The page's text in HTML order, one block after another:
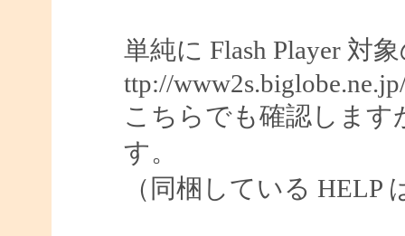
単純に Flash Player 対
ttp://
こちらでも確認しま
す。
（同梱している HELP